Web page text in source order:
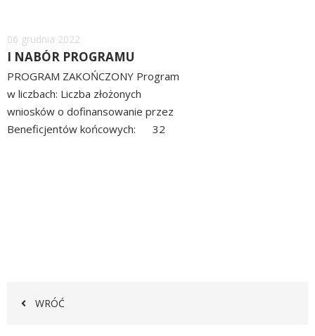
Dodano
06 grudnia 2022
I NABÓR PROGRAMU
PROGRAM ZAKOŃCZONY Program
w liczbach: Liczba złożonych
wniosków o dofinansowanie przez
Beneficjentów końcowych: 32
WRÓĆ